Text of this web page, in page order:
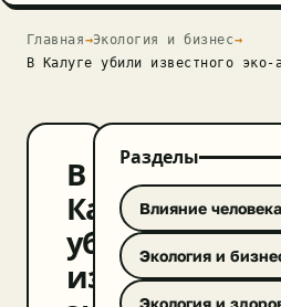
Главная→Экология и бизнес→
В Калуге убили известного эко-
В
Калуге
убили
известного
Разделы
Влияние человека
Экология и
Экология и